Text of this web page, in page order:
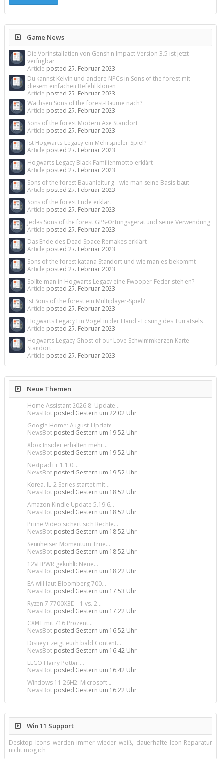
Game News
Die Vorinstallation von Genshin Impact Version 3.5 ist jetzt
verfügbar
Article posted 27. Februar 2023
Du kannst Kelvin und andere NPCs in Sons of the forest mit
diesem einfachen Befehl klonen
Article posted 27. Februar 2023
Wachsen Sons of the forest-Bäume nach?
Article posted 27. Februar 2023
Sons of the forest Modern Axe Standort
Article posted 27. Februar 2023
Ist Hogwarts-Legacy ein Mehrspieler-Spiel?
Article posted 27. Februar 2023
Hogwarts Legacy Black Familienmotto erklärt
Article posted 27. Februar 2023
Sons of the forest Bauanleitung - wie man seine Basis baut
Article posted 27. Februar 2023
Sons of the forest Ende erklärt
Article posted 27. Februar 2023
Jedes Sons of the forest GPS-Ortungsgerät und seine Verwendung
Article posted 27. Februar 2023
Das Ende des Dead Space Remakes erklärt
Article posted 27. Februar 2023
Sons of the forest katana Standort und wie man es bekommt
Article posted 27. Februar 2023
Sollte man in Hogwarts Legacy eine Fwooper-Feder stehlen?
Article posted 27. Februar 2023
Ist Sons of the forest ein Multiplayer-Spiel?
Article posted 27. Februar 2023
Hogwarts Legacy Ein Vogel in der Hand - Lösung des Türrätsels
Article posted 27. Februar 2023
Hogwarts Legacy Ghost of our Love Schwimmkerzen Karte
Standort
Article posted 27. Februar 2023
Neue Themen
Home Assistant 2026.8: Update...
NewsBot posted Gestern um 22:02 Uhr
Google Home: August-Update...
NewsBot posted Gestern um 19:52 Uhr
Xbox Insider erhalten mehr...
NewsBot posted Gestern um 19:52 Uhr
Nextpad++ 1.1.0:...
NewsBot posted Gestern um 19:52 Uhr
Korea. IL-2 Series startet mit...
NewsBot posted Gestern um 18:52 Uhr
Amazon Kindle Update 5.19.6...
NewsBot posted Gestern um 18:52 Uhr
Prime Video sichert sich Rechte...
NewsBot posted Gestern um 18:52 Uhr
Sennheiser Momentum True...
NewsBot posted Gestern um 18:52 Uhr
12VHPWR gekühlt: Neue...
NewsBot posted Gestern um 18:22 Uhr
EA will laut Bloomberg 700...
NewsBot posted Gestern um 17:53 Uhr
Ryzen 7 7700X3D - 1 vs. 2...
NewsBot posted Gestern um 17:22 Uhr
CXMT mit 716 Prozent...
NewsBot posted Gestern um 16:52 Uhr
Disney+ zeigt euch bald Content...
NewsBot posted Gestern um 16:42 Uhr
LEGO Harry Potter:...
NewsBot posted Gestern um 16:42 Uhr
Windows 11 26H2: Microsoft...
NewsBot posted Gestern um 16:22 Uhr
Win 11 Support
Desktop Icons werden immer wieder weiß, dauerhafte Icon Reparatur
nicht möglich